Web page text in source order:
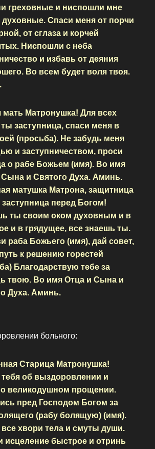
греховные и ниспошли мне
Спаси меня от порчи
от сглаза и корчей
Ниспошли с неба
и избавь от деяния
Во всем будет воля твоя.
мать Матронушка! Для всех
заступница, спаси меня в
(просьба). Не забудь меня
и заступничеством, проси
о рабе Божьем (имя). Во имя
и Святого Духа. Аминь.
матушка Матрона, защитница
перед Богом!
ты своим оком духовным и в
и в грядущее, все знаешь ты.
раба Божьего (имя), дай совет,
к решению горестей
Благодарствую тебе за
твою. Во имя Отца и Сына и
Духа. Аминь.
больного:
Старица Матронушка!
об выздоровлении и
великодушном прощении.
пред Господом Богом за
(рабу болящую) (имя).
хвори тела и смуты души.
исцеление быстрое и отринь